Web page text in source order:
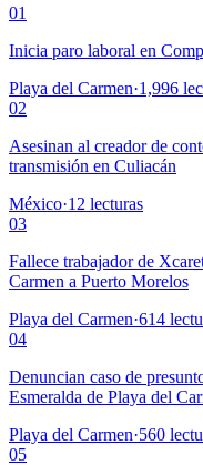
01
Inicia paro laboral en
Playa del Carmen·1,996
02
Asesinan al creador de
transmisión en Culiacán
México·12 lecturas
03
Fallece trabajador de
Carmen a Puerto Morelos
Playa del Carmen·614
04
Denuncian caso de
Esmeralda de Playa del
Playa del Carmen·560
05